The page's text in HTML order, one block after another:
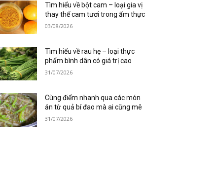
Tìm hiểu về bột cam – loại gia vị
thay thế cam tươi trong ẩm thực
03/08/2026
Tìm hiểu về rau hẹ – loại thực
phẩm bình dân có giá trị cao
31/07/2026
Cùng điểm nhanh qua các món
ăn từ quả bí đao mà ai cũng mê
31/07/2026